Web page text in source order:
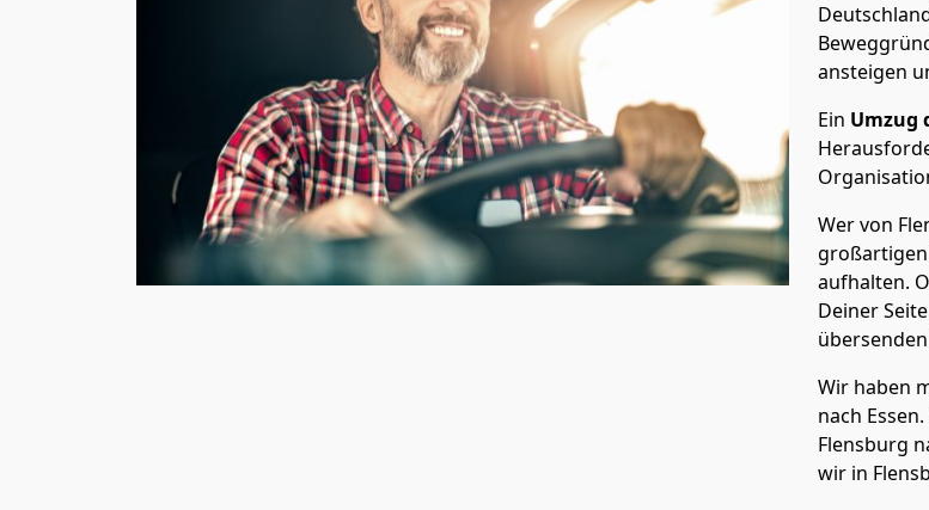
ansteigen
Ein Umzug
Wer von
aufhalten.
Deiner
Wir haben
nach
Flensburg
wir in